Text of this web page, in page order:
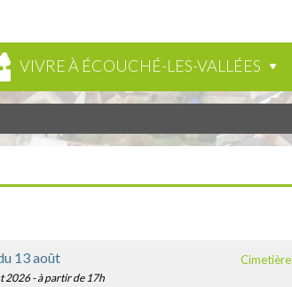
VIVRE À ÉCOUCHÉ-LES-VALLÉES
Cimetière
13 août
2026- à partir de 17h